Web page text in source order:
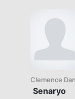
Clemence
Senaryo